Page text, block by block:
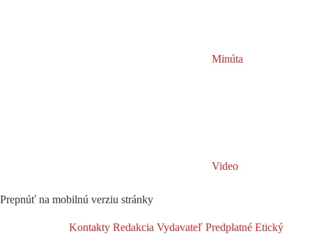
Minúta
Video
Prepnúť na mobilnú verziu stránky
Kontakty Redakcia Vydavateľ Predplatné Etický